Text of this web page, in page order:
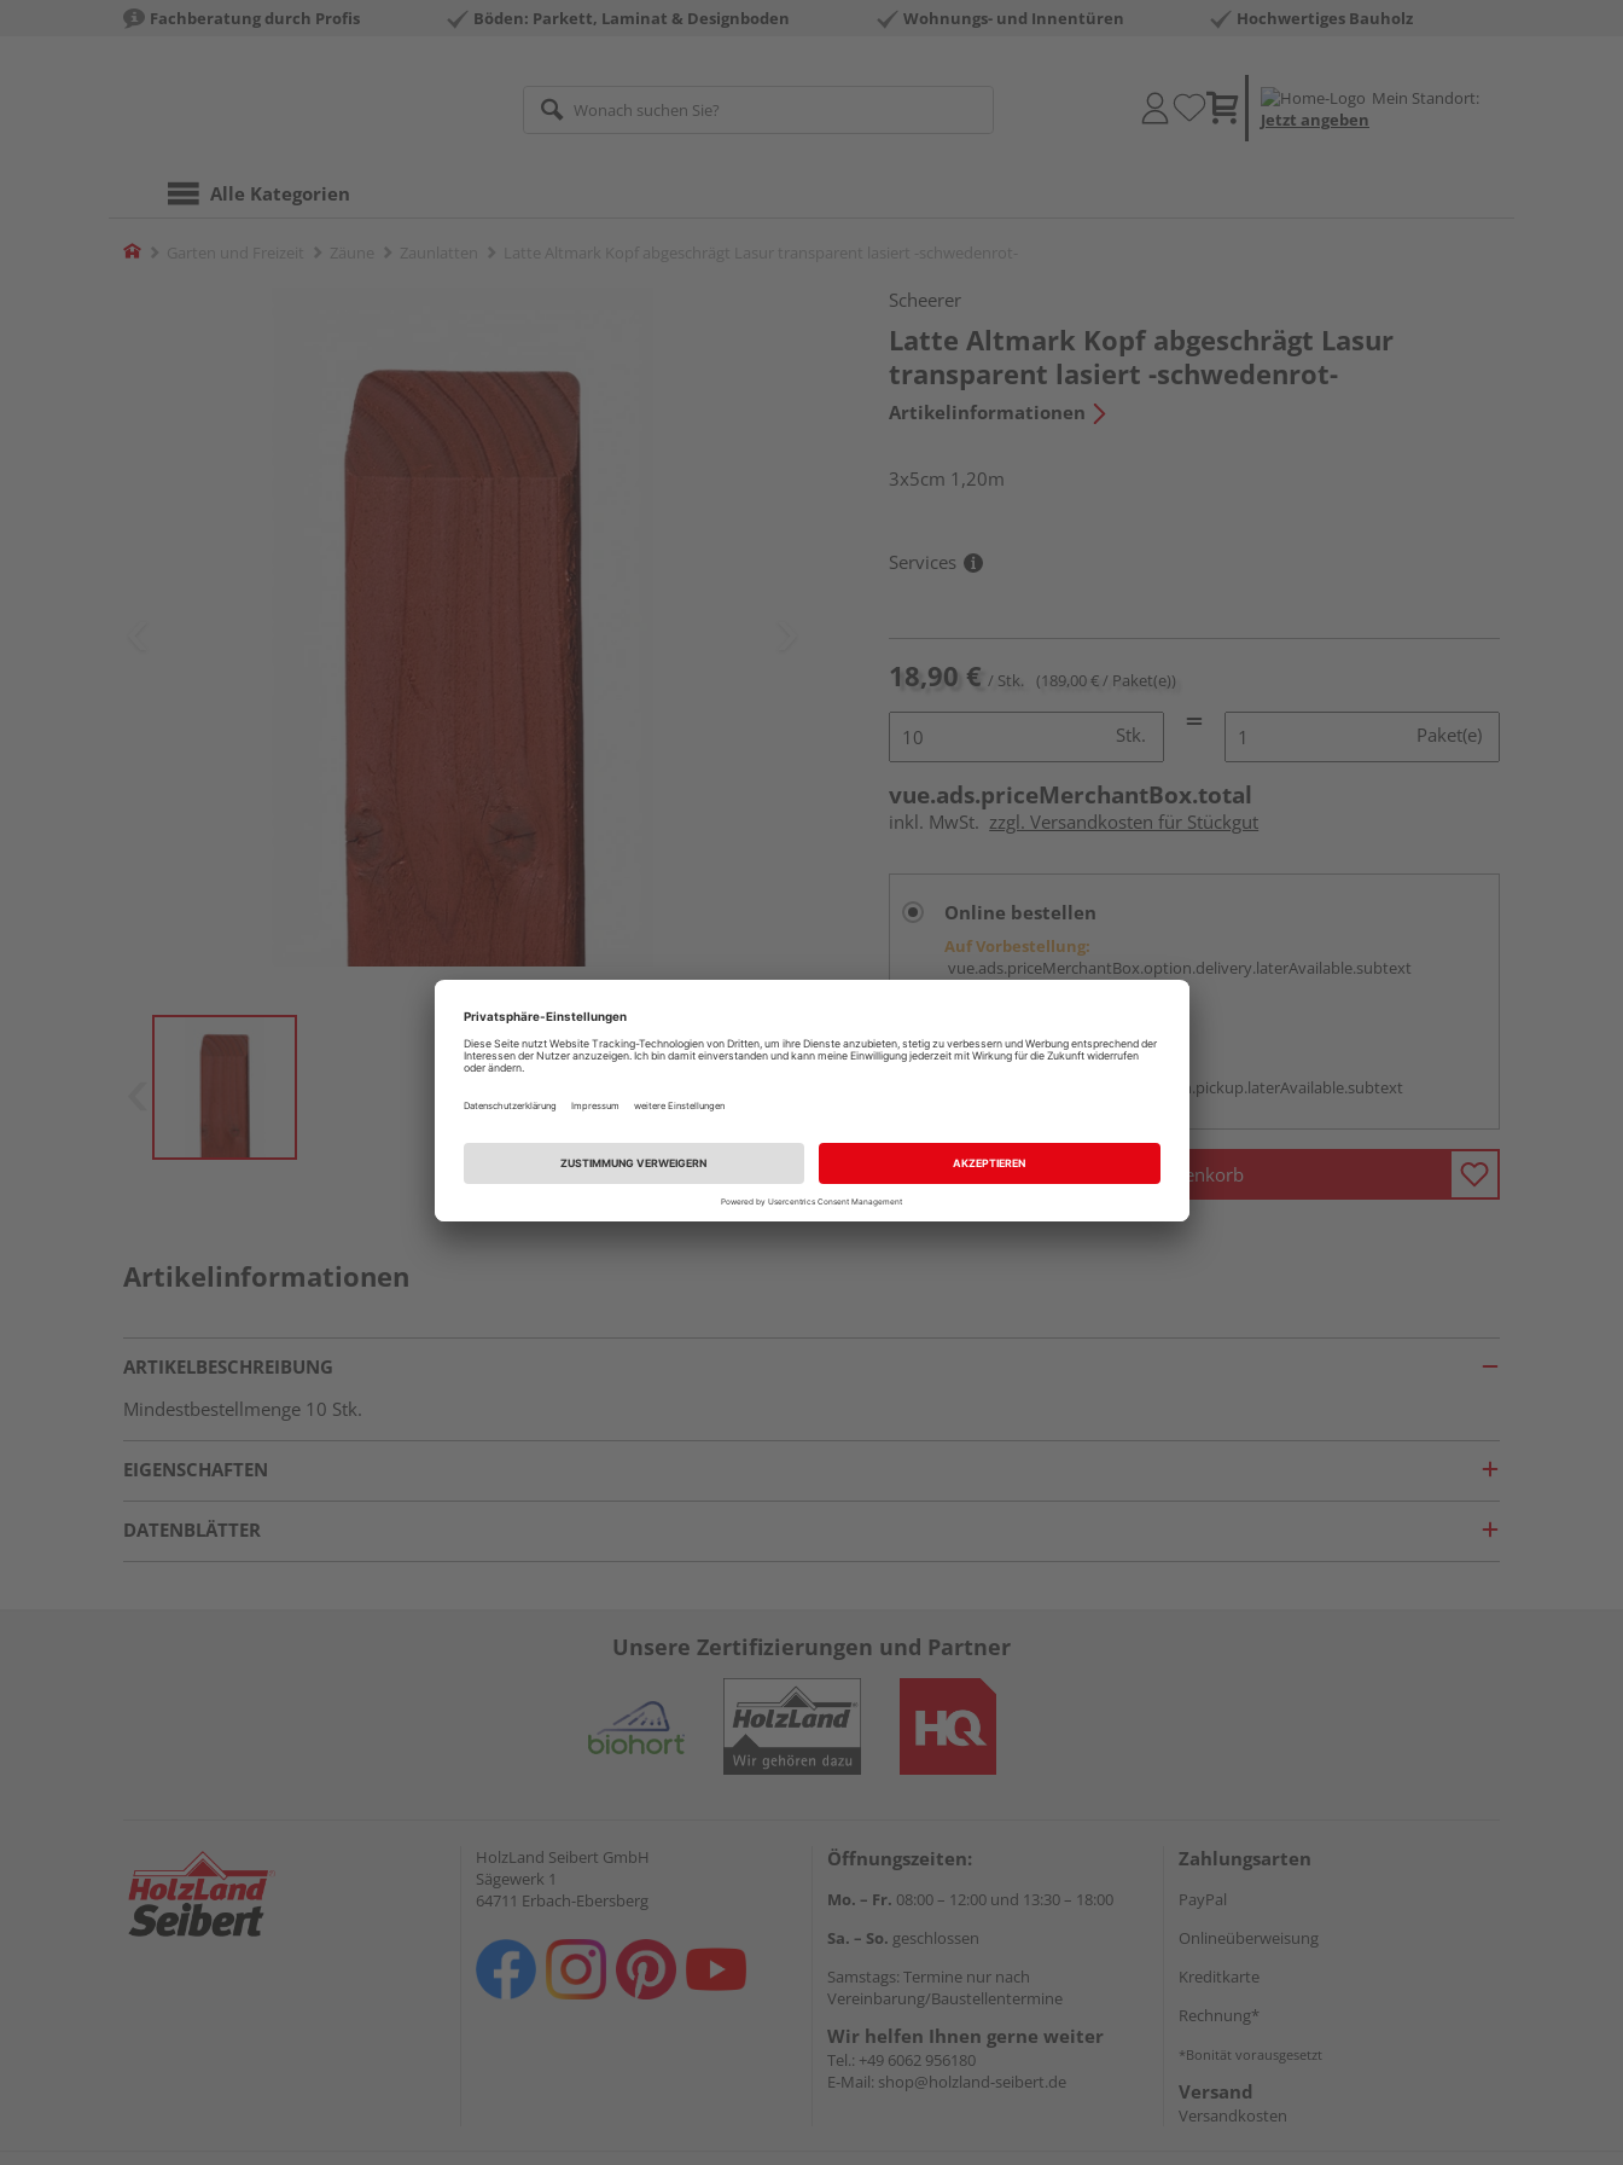
Fachberatung durch Profis Böden: Parkett, Laminat & Designboden Wohnungs- und Innentüren Hochwertiges Bauholz
Mein Standort:
Jetzt angeben
Alle Kategorien
Home
Scheerer
Latte Altmark Kopf abgeschrägt Lasur
transparent lasiert -schwedenrot-
Artikelinformationen
3x5cm 1,20m
Services
18,90 € / Stk. (189,00 € / Paket(e))
Stk. Paket(e)
vue.ads.priceMerchantBox.total
inkl. MwSt. zzgl. Versandkosten für Stückgut
Online bestellen
Auf Vorbestellung:
vue.ads.priceMerchantBox.option.delivery.laterAvailable.subtext
Auf Vorbestellung:
vue.ads.priceMerchantBox.option.pickup.laterAvailable.subtext
In den Warenkorb
Artikelinformationen
ARTIKELBESCHREIBUNG
Mindestbestellmenge 10 Stk.
EIGENSCHAFTEN
DATENBLÄTTER
Unsere Zertifizierungen und Partner
HolzLand Seibert GmbH
Sägewerk 1
64711 Erbach-Ebersberg
Öffnungszeiten:
Mo. – Fr. 08:00 – 12:00 und 13:30 – 18:00
Sa. – So. geschlossen
Samstags: Termine nur nach
Vereinbarung/Baustellentermine
Wir helfen Ihnen gerne weiter
Tel.: +49 6062 956180
E-Mail: shop@holzland-seibert.de
Zahlungsarten
PayPal
Onlineüberweisung
Kreditkarte
Rechnung*
*Bonität vorausgesetzt
Versand
Versandkosten